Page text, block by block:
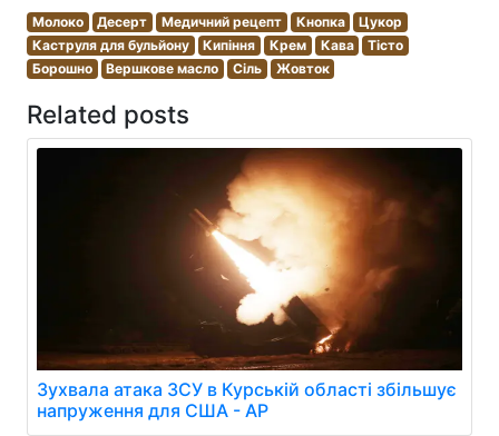
Молоко Десерт Медичний рецепт Кнопка
Цукор
Каструля для бульйону
Кипіння Крем Кава
Тісто
Борошно
Вершкове масло Сіль Жовток
Related posts
Зухвала атака ЗСУ в Курській області збільшує
напруження для США - AP